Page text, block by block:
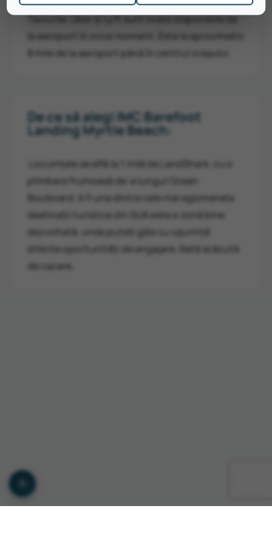
Taxiurile, Uber și Lyft sunt toate disponibile de
la aeroport în orice moment. Este la aproximativ
8 mile de la aeroport până în centrul orașului.
De ce să alegi IMC Barefoot
Landing Myrtle Beach:
Locuințele se află la 1 milă de LandShark, cu o
plimbare frumoasă de-a lungul Ocean
Boulevard. A fi una dintre cele mai aglomerate
destinații turistice din SUA este o zonă bine
dezvoltată, unde puteți găsi cu ușurință
diferite oportunități de angajare. Rată scăzută
de cazare.